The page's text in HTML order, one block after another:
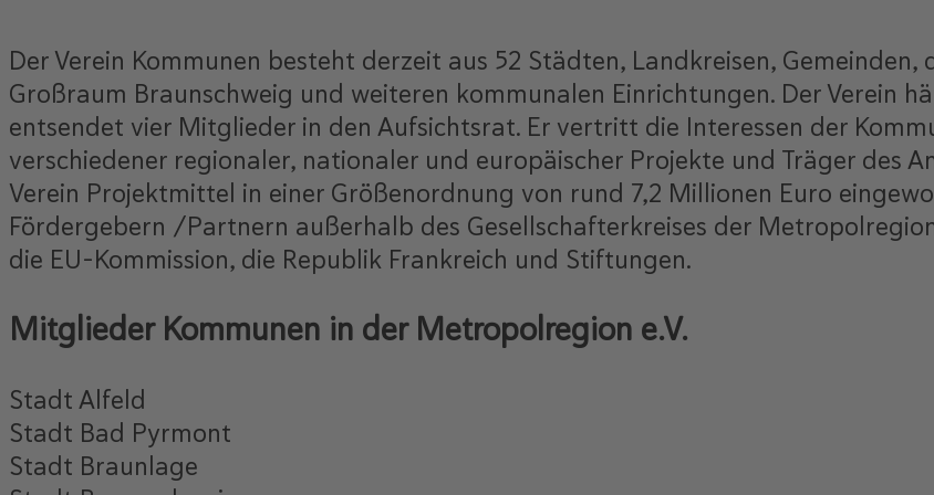
Der Verein Kommunen besteht derzeit aus 52 Städten, Landkreisen,
Großraum Braunschweig und weiteren kommunalen Einrichtungen. Der Verein
entsendet vier Mitglieder in den Aufsichtsrat. Er vertritt die Interessen der
verschiedener regionaler, nationaler und europäischer Projekte und Träger des
Verein Projektmittel in einer Größenordnung von rund 7,2 Millionen Euro
Fördergebern /Partnern außerhalb des Gesellschafterkreises der
die EU-Kommission, die Republik Frankreich und Stiftungen.
Mitglieder Kommunen in der Metropolregion e.V.
Stadt Alfeld
Stadt Bad Pyrmont
Stadt Braunlage